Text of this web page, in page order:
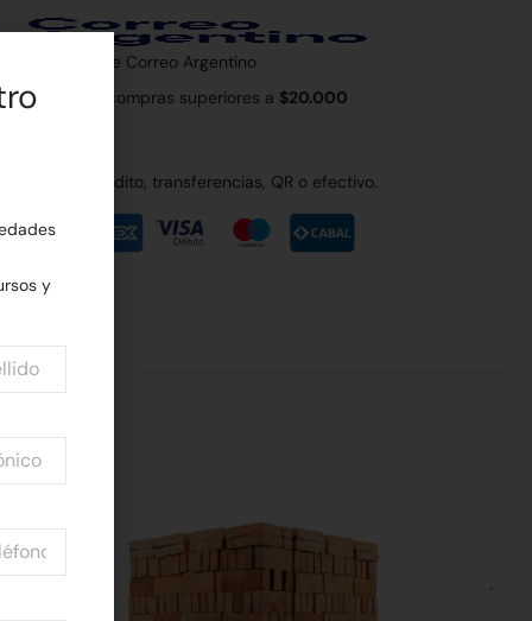
a través de Correo Argentino
en compras superiores a $20.000
débito, crédito, transferencias, QR o efectivo.
y